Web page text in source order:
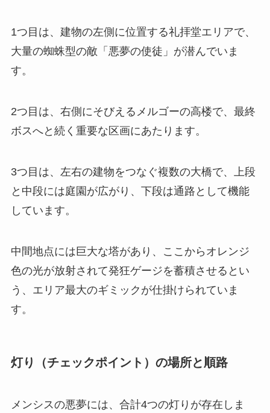
1つ目は、建物の左側に位置する礼拝堂エリアで、
大量の蜘蛛型の敵「悪夢の使徒」が潜んでいま
す。
2つ目は、右側にそびえるメルゴーの高楼で、最終
ボスへと続く重要な区画にあたります。
3つ目は、左右の建物をつなぐ複数の大橋で、上段
と中段には庭園が広がり、下段は通路として機能
しています。
中間地点には巨大な塔があり、ここからオレンジ
色の光が放射されて発狂ゲージを蓄積させるとい
う、エリア最大のギミックが仕掛けられていま
す。
灯り（チェックポイント）の場所と順路
メンシスの悪夢には、合計4つの灯りが存在しま